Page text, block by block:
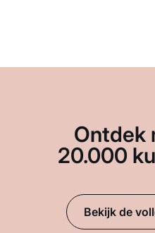
Ontdek
20.000
Bekijk de